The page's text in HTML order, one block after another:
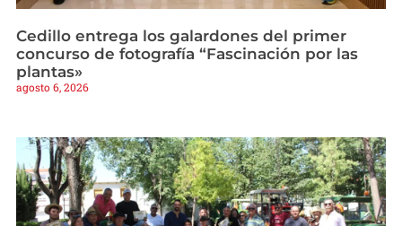
Cedillo entrega los galardones del primer
concurso de fotografía “Fascinación por las
plantas»
agosto 6, 2026